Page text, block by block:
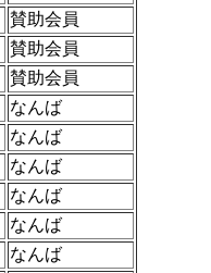
賛助会員
賛助会員
賛助会員
なんば
なんば
なんば
なんば
なんば
なんば